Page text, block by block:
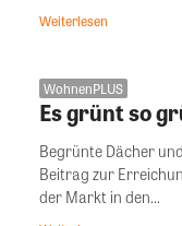
Weiterlesen
WohnenPLUS
Es grünt so
Begrünte Dächer
Beitrag zur
der Markt in den...